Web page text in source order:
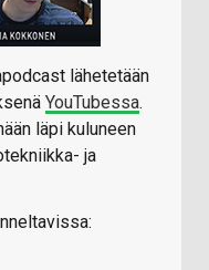
lähetetään
YouTubessa.
läpi kuluneen
ja